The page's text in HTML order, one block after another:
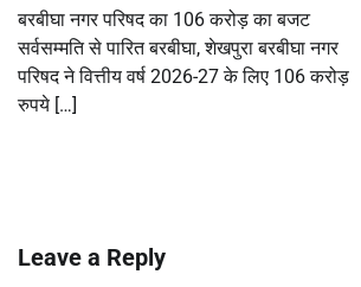
बरबीघा नगर परिषद का 106 करोड़ का बजट
सर्वसम्मति से पारित बरबीघा, शेखपुरा बरबीघा नगर
परिषद ने वित्तीय वर्ष 2026-27 के लिए 106 करोड़
रुपये […]
Leave a Reply